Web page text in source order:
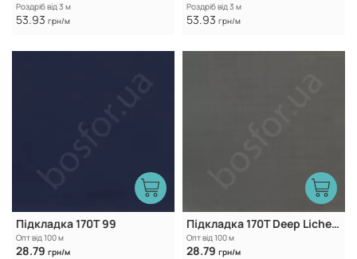
Роздріб від 3 м
53.93 грн/м
Роздріб від 3 м
53.93 грн/м
Підкладка 170T 99
Опт від 100 м
28.79 грн/м
Підкладка 170T Deep Lichen Green
Опт від 100 м
28.79 грн/м